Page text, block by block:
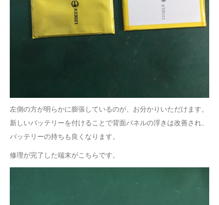
左側の方が明らかに膨張しているのが、お分かりいただけます。
新しいバッテリーを付けることで背面パネルの浮きは改善され、
バッテリーの持ちも良くなります。
修理が完了した端末がこちらです。